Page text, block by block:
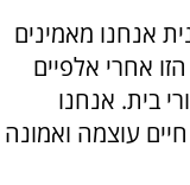
אנחנו מאמינים
אחרי אלפיים
בית. אנחנו
עוצמה ואמונה